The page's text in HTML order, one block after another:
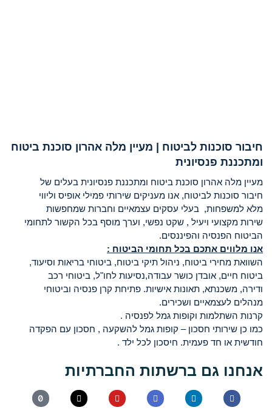
חיבור סוכנות לביטוח | מעיין מלה אהרון סוכנת ביטוח
ומתכננת פנסיונית
מעיין מלה אהרון סוכנת ביטוח ומתכננת פנסיונית בעלים של
חיבור סוכנות לביטוח, אנו מעניקים שירותי פמילי אופיס וליווי
מלא למשפחות, בעלי עסקים עצמאיים וחברות שמחפשות
שירות מקצועי ויעיל , שקט נפשי, וערך מוסף בכל הקשור לתחומי
הביטוח הפנסיה והפיננסים.
אנו מלווים אתכם בכל תחומי הביטוח :
השוואת מחירי ביטוח, ניהול תיקי ביטוח, ביטוחי בריאות וסיעוד,
ביטוח חיים, אובדן כושר עבודה,נסיעות לחו"ל, ביטוחי רכב
ודירה, משכנתא, תאונות אישיות. פתיחת קרן פנסיה וביטוחי
מנהלים לעצמאיים ושכירים.
קרנות השתלמות וקופות גמל לפנסיה .
כמו כן שירותי חסכון – קופות גמל להשקעה , חסכון עם הפקדה
חודשית או חד פעמית. חיסכון לכל ילד .
אנחנו גם ברשתות החברתיות